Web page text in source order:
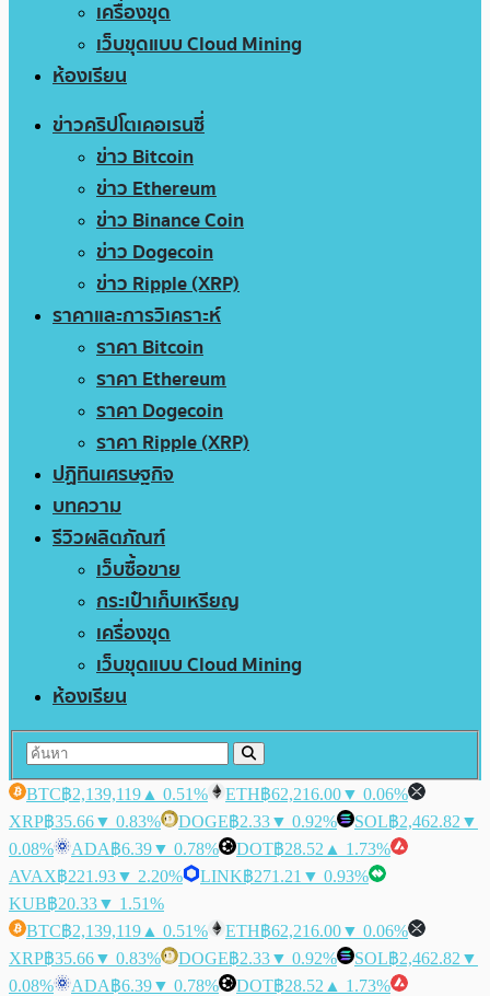
เครื่องขุด
เว็บขุดแบบ Cloud Mining
ห้องเรียน
ข่าวคริปโตเคอเรนซี่
ข่าว Bitcoin
ข่าว Ethereum
ข่าว Binance Coin
ข่าว Dogecoin
ข่าว Ripple (XRP)
ราคาและการวิเคราะห์
ราคา Bitcoin
ราคา Ethereum
ราคา Dogecoin
ราคา Ripple (XRP)
ปฏิทินเศรษฐกิจ
บทความ
รีวิวผลิตภัณฑ์
เว็บซื้อขาย
กระเป๋าเก็บเหรียญ
เครื่องขุด
เว็บขุดแบบ Cloud Mining
ห้องเรียน
BTC฿2,139,119 ▲ 0.51% ETH฿62,216.00▼ 0.06%
XRP฿35.66▼ 0.83% DOGE฿2.33▼ 0.92% SOL฿2,462.82 ▼
0.08%
ADA฿6.39▼ 0.78% DOT฿28.52 ▲ 1.73%
AVAX฿221.93▼ 2.20% LINK฿271.21 ▼ 0.93%
KUB฿20.33▼ 1.51%
BTC฿2,139,119 ▲ 0.51% ETH฿62,216.00▼ 0.06%
XRP฿35.66▼ 0.83% DOGE฿2.33▼ 0.92% SOL฿2,462.82 ▼
0.08%
ADA฿6.39▼ 0.78% DOT฿28.52 ▲ 1.73%